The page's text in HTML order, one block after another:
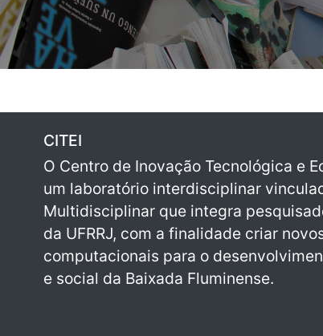
CITEI
O Centro de Inovação Tecnológica e
um laboratório interdisciplinar
Multidisciplinar que integra
da UFRRJ, com a finalidade criar
computacionais para o
e social da Baixada Fluminense.